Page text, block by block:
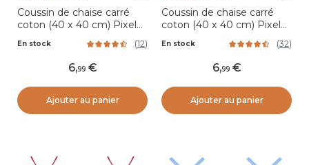
Coussin de chaise carré
coton (40 x 40 cm) Pixel
En stock (12)
6,99
Ajouter au panier
Coussin de chaise carré
coton (40 x 40 cm) Pixel
En stock (32)
6,99
Ajouter au panier